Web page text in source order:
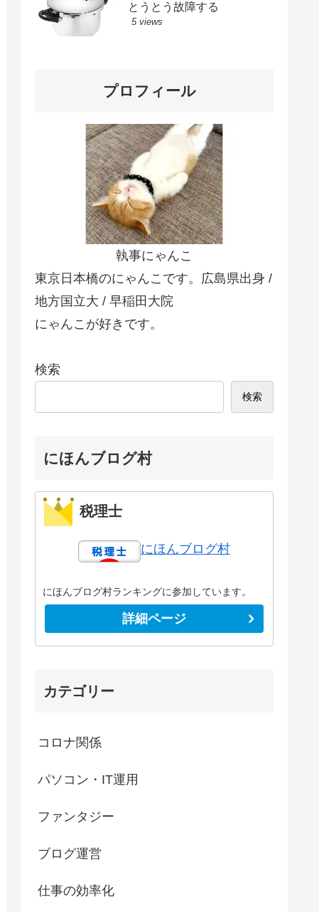
とうとう故障する
5 views
プロフィール
執事にゃんこ
東京日本橋のにゃんこです。広島県出身 /
地方国立大 / 早稲田大院
にゃんこが好きです。
検索
検索
にほんブログ村
税理士
にほんブログ村
にほんブログ村ランキングに参加しています。
詳細ページ
カテゴリー
コロナ関係
パソコン・IT運用
ファンタジー
ブログ運営
仕事の効率化